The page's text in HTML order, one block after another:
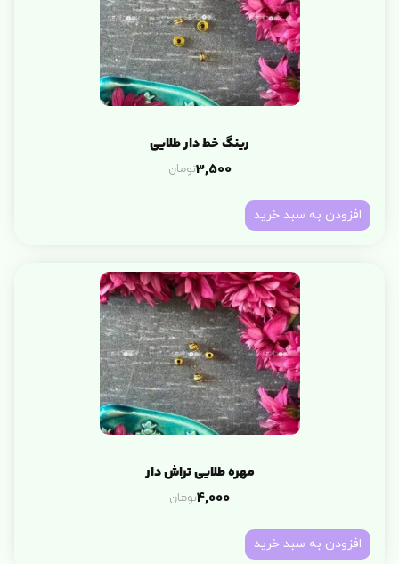
رینگ خط دار طلایی
3,500تومان
افزودن به سبد خرید
مهره طلایی تراش دار
4,000تومان
افزودن به سبد خرید